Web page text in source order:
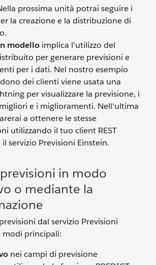
prossima unità potrai seguire i
la creazione e la distribuzione di
modello implica l'utilizzo del
per generare previsioni e
per i dati. Nel nostro esempio
dei clienti viene usata una
per visualizzare la previsione, i
e i miglioramenti. Nell'ultima
a ottenere le stesse
utilizzando il tuo client REST
servizio Previsioni Einstein.
in modo
o mediante la
dal servizio Previsioni
modi principali:
nei campi di previsione